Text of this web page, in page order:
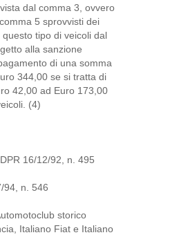
dal comma 3, ovvero
5 sprovvisti dei
tipo di veicoli dal
alla sanzione
di una somma
344,00 se si tratta di
42,00 ad Euro 173,00
(4)
16/12/92, n. 495
94, n. 546
storico
Italiano Fiat e Italiano